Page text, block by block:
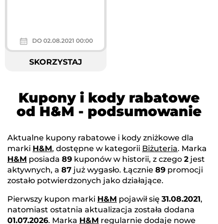
DO 02.08.2021 00:00
SKORZYSTAJ
Kupony i kody rabatowe
od H&M - podsumowanie
Aktualne kupony rabatowe i kody zniżkowe dla
marki H&M, dostępne w kategorii Biżuteria. Marka
H&M posiada 89 kuponów w historii, z czego 2 jest
aktywnych, a 87 już wygasło. Łącznie 89 promocji
zostało potwierdzonych jako działające.
Pierwszy kupon marki H&M pojawił się 31.08.2021,
natomiast ostatnia aktualizacja została dodana
01.07.2026. Marka H&M regularnie dodaje nowe